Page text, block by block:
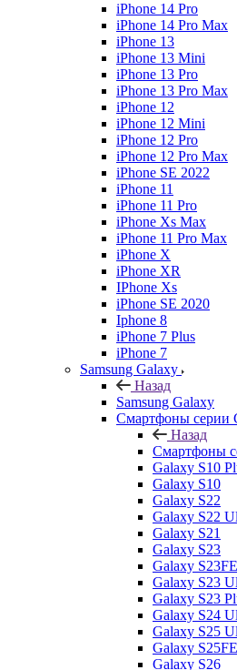
iPhone 14 Pro
iPhone 14 Pro Max
iPhone 13
iPhone 13 Mini
iPhone 13 Pro
iPhone 13 Pro Max
iPhone 12
iPhone 12 Mini
iPhone 12 Pro
iPhone 12 Pro Max
iPhone SE 2022
iPhone 11
iPhone 11 Pro
iPhone Xs Max
iPhone 11 Pro Max
iPhone X
iPhone XR
IPhone Xs
iPhone SE 2020
Iphone 8
iPhone 7 Plus
iPhone 7
Samsung Galaxy
Назад
Samsung Galaxy
Смартфоны серии
Назад
Смартфоны
Galaxy S10
Galaxy S10
Galaxy S22
Galaxy S22
Galaxy S21
Galaxy S23
Galaxy S23FE
Galaxy S23
Galaxy S23
Galaxy S24
Galaxy S25
Galaxy S25FE
Galaxy S26